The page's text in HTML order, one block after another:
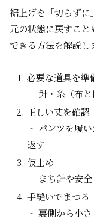
裾上げを「切らず
元の状態に戻すこと
できる方法を解説し
必要な道具を準
‐ 針・糸（布
正しい丈を確認
‐ パンツを履
返す
仮止め
‐ まち針や安
手縫いでまつる
‐ 裏側から小